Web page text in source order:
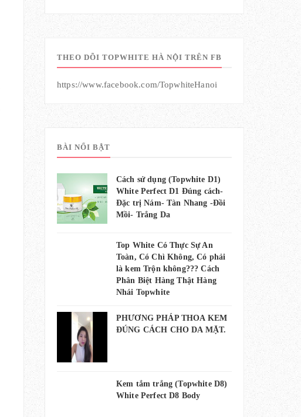
THEO DÕI TOPWHITE HÀ NỘI TRÊN FB
https://www.facebook.com/TopwhiteHanoi
BÀI NỔI BẬT
Cách sử dụng (Topwhite D1)
White Perfect D1 Đúng cách-
Đặc trị Nám- Tàn Nhang -Đồi
Mồi- Trắng Da
Top White Có Thực Sự An
Toàn, Có Chì Không, Có phải
là kem Trộn không??? Cách
Phân Biệt Hàng Thật Hàng
Nhái Topwhite
PHƯƠNG PHÁP THOA KEM
ĐÚNG CÁCH CHO DA MẶT.
Kem tắm trắng (Topwhite D8)
White Perfect D8 Body